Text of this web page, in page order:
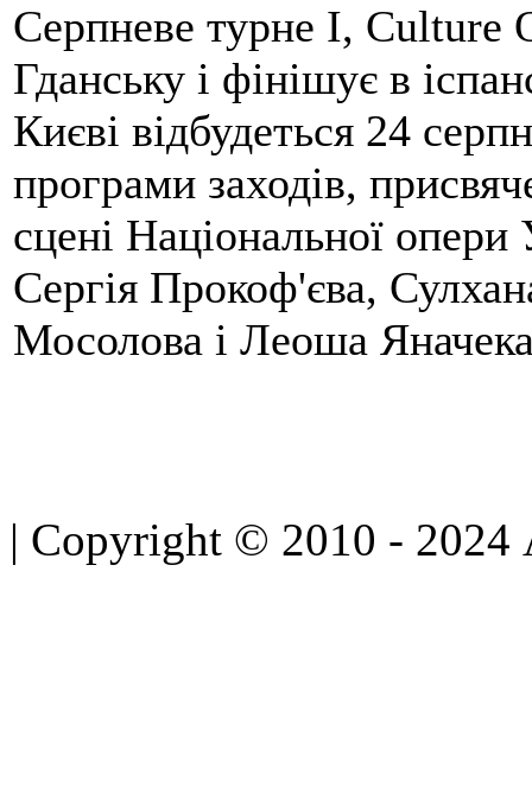
Серпневе турне I, Culture
Гданську і фінішує в
Києві відбудеться 24
програми заходів,
сцені Національної
Сергія Прокоф'єва,
Мосолова і Леоша
| Copyright © 2010 - 2024